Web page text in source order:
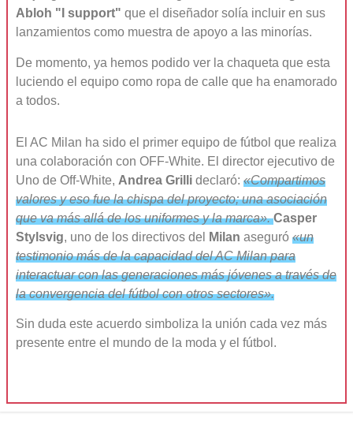
Música
Abloh "I support" que el diseñador solía incluir en sus
lanzamientos como muestra de apoyo a las minorías.
De momento, ya hemos podido ver la chaqueta que esta
luciendo el equipo como ropa de calle que ha enamorado
a todos.
El AC Milan ha sido el primer equipo de fútbol que realiza
una colaboración con OFF-White. El director ejecutivo de
Uno de Off-White, Andrea Grilli declaró: «Compartimos
valores y eso fue la chispa del proyecto; una asociación
que va más allá de los uniformes y la marca».Casper
Stylsvig, uno de los directivos del Milan aseguró «un
testimonio más de la capacidad del AC Milan para
interactuar con las generaciones más jóvenes a través de
la convergencia del fútbol con otros sectores».
Sin duda este acuerdo simboliza la unión cada vez más
presente entre el mundo de la moda y el fútbol.